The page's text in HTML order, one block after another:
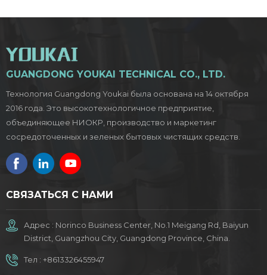
GUANGDONG YOUKAI TECHNICAL CO., LTD.
Технология Guangdong Youkai была основана на 14 октября
2016 года. Это высокотехнологичное предприятие,
объединяющее НИОКР, производство и маркетинг
сосредоточенных и зеленых бытовых чистящих средств.
СВЯЗАТЬСЯ С НАМИ
Адрес : Norinco Business Center, No.1 Meigang Rd, Baiyun
District, Guangzhou City, Guangdong Province, China.
Тел : +8613326455947